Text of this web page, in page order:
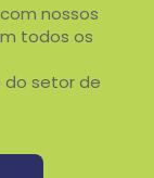
nossos
todos os
do setor de